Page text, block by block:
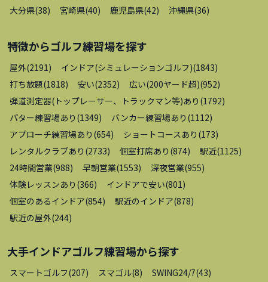
大分県(38) 宮崎県(40) 鹿児島県(42) 沖縄県(36)
特徴からゴルフ練習場を探す
屋外(2191 ) インドア(シミュレーションゴルフ)(1843)
打ち放題(1818) 安い(2352) 広い(200ヤード超)(952)
弾道測定器(トップレーサー、トラックマン等)あり (1792)
パター練習場あり (1349) バンカー練習場あり (1112)
アプローチ練習場あり (654) ショートコースあり (173)
レンタルクラブあり (2733) 個室打席あり (874) 駅近(1125)
24時間営業(988) 早朝営業(1553) 深夜営業(955)
体験レッスンあり (366) インドアで安い(801 )
個室のあるインドア(854) 駅近のインドア(878)
駅近の屋外(244)
大手インドアゴルフ練習場から探す
スマートゴルフ(207) スマゴル(8) SWING24/7(43)